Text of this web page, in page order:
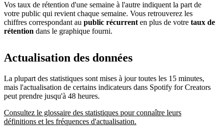
Vos taux de rétention d'une semaine à l'autre indiquent la part de
votre public qui revient chaque semaine. Vous retrouverez les
chiffres correspondant au public récurrent en plus de votre taux de
rétention dans le graphique fourni.
Actualisation des données
La plupart des statistiques sont mises à jour toutes les 15 minutes,
mais l'actualisation de certains indicateurs dans Spotify for Creators
peut prendre jusqu'à 48 heures.
Consultez le glossaire des statistiques pour connaître leurs
définitions et les fréquences d'actualisation.